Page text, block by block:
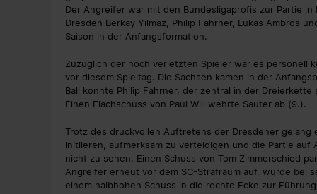
Der Angreifer war mit den Bundesligaprofis zur Partie
Dresden Berkay Yilmaz, Philip Fahrner, Lukas Ambros
Saison in der Anfangsformation.
Zuzüglich der noch verletzten Spieler war es personell
vor diesem Spieltag. Die Sachsen kamen in der
Ball konnte Philip Fahrner, der zentral in der
Einen Flachschuss von Paul Will wehrte Sauter ab (9.).
Trotz des druckvollen Auftretens der Dresdener
initiieren, aufmerksam zu verteidigen und die Partie
nicht zu sehen. Einen Schuss von Tom Zimmerschied
Angreifer erneut vor dem SC-Strafraum auf, wurde
einem halbhohen Schuss in die rechte Ecke zur